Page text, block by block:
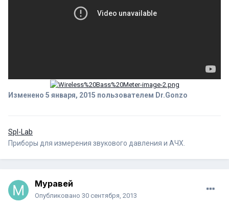
Изменено 5 января, 2015 пользователем Dr.Gonzo
Spl-Lab
Приборы для измерения звукового давления и АЧХ.
Муравей
Опубликовано 30 сентября, 2013